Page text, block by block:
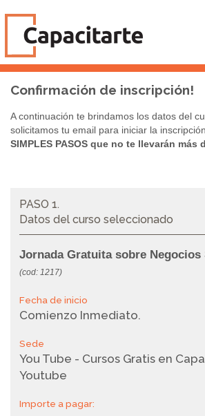
Confirmación de inscripción!
A continuación te brindamos los datos del
solicitamos tu email para iniciar la
SIMPLES PASOS que no te llevarán más
PASO 1.
Datos del curso seleccionado
Jornada Gratuita sobre Negocios
(cod: 1217)
Fecha de inicio
Comienzo Inmediato.
Sede
You Tube - Cursos Gratis en
Youtube
Importe a pagar: